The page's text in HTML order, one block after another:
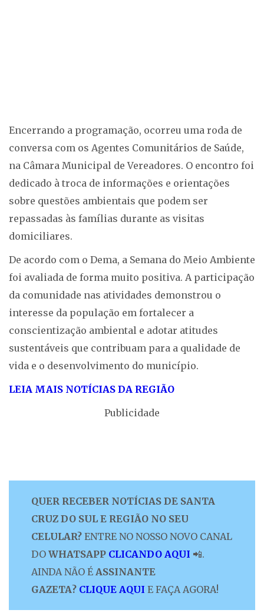
Encerrando a programação, ocorreu uma roda de
conversa com os Agentes Comunitários de Saúde,
na Câmara Municipal de Vereadores. O encontro foi
dedicado à troca de informações e orientações
sobre questões ambientais que podem ser
repassadas às famílias durante as visitas
domiciliares.
De acordo com o Dema, a Semana do Meio Ambiente
foi avaliada de forma muito positiva. A participação
da comunidade nas atividades demonstrou o
interesse da população em fortalecer a
conscientização ambiental e adotar atitudes
sustentáveis que contribuam para a qualidade de
vida e o desenvolvimento do município.
LEIA MAIS NOTÍCIAS DA REGIÃO
Publicidade
QUER RECEBER NOTÍCIAS DE SANTA
CRUZ DO SUL E REGIÃO NO SEU
CELULAR? ENTRE NO NOSSO NOVO CANAL
DO WHATSAPP CLICANDO AQUI 📲.
AINDA NÃO É ASSINANTE
GAZETA? CLIQUE AQUI E FAÇA AGORA!